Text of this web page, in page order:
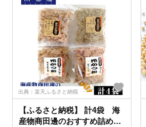
出典：楽天ふるさと納税
【ふるさと納税】 計4袋 海
産物商田邊のおすすめ詰め合